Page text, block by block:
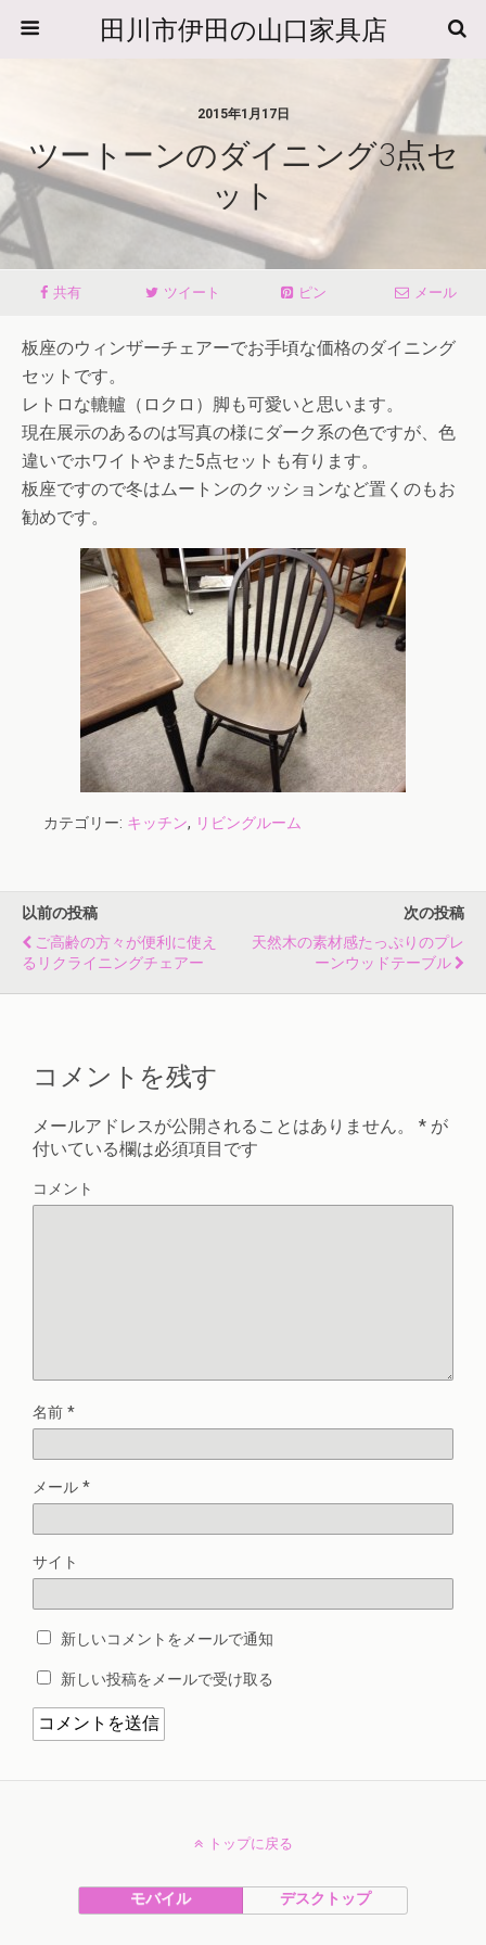
田川市伊田の山口家具店
2015年1月17日
ツートーンのダイニング3点セ
ット
共有 ツイート ピン メール
板座のウィンザーチェアーでお手頃な価格のダイニング
セットです。
レトロな轆轤（ロクロ）脚も可愛いと思います。
現在展示のあるのは写真の様にダーク系の色ですが、色
違いでホワイトやまた5点セットも有ります。
板座ですので冬はムートンのクッションなど置くのもお
勧めです。
カテゴリー: キッチン, リビングルーム
以前の投稿
ご高齢の方々が便利に使え
るリクライニングチェアー
次の投稿
天然木の素材感たっぷりのプレ
ーンウッドテーブル
コメントを残す
メールアドレスが公開されることはありません。 * が
付いている欄は必須項目です
コメント
名前 *
メール *
サイト
新しいコメントをメールで通知
新しい投稿をメールで受け取る
トップに戻る
モバイル デスクトップ